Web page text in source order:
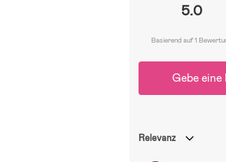
5.0
Basierend auf 1
Gebe
Relevanz